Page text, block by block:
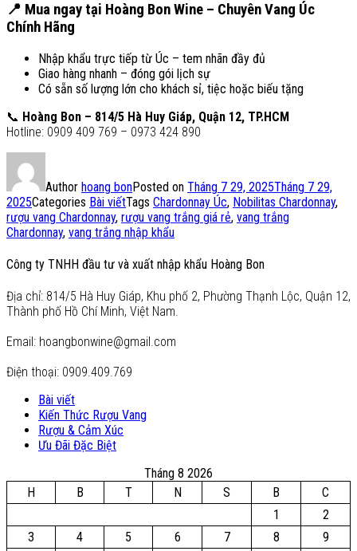
📍 Mua ngay tại Hoàng Bon Wine – Chuyên Vang Úc
Chính Hãng
Nhập khẩu trực tiếp từ Úc – tem nhãn đầy đủ
Giao hàng nhanh – đóng gói lịch sự
Có sẵn số lượng lớn cho khách sỉ, tiệc hoặc biếu tặng
📞 Hoàng Bon – 814/5 Hà Huy Giáp, Quận 12, TP.HCM
Hotline: 0909 409 769 – 0973 424 890
Author hoang bonPosted on Tháng 7 29, 2025Tháng 7 29,
2025Categories Bài viếtTags Chardonnay Úc, Nobilitas Chardonnay,
rượu vang Chardonnay, rượu vang trắng giá rẻ, vang trắng
Chardonnay, vang trắng nhập khẩu
Công ty TNHH đầu tư và xuất nhập khẩu Hoàng Bon
Địa chỉ: 814/5 Hà Huy Giáp, Khu phố 2, Phường Thạnh Lộc, Quận 12,
Thành phố Hồ Chí Minh, Việt Nam.
Email: hoangbonwine@gmail.com
Điện thoại: 0909.409.769
Bài viết
Kiến Thức Rượu Vang
Rượu & Cảm Xúc
Ưu Đãi Đặc Biệt
Tháng 8 2026
H
B T N S B
C
1
2
3
4 5 6 7 8
9